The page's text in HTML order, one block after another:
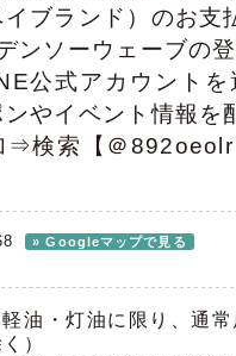
ブランド）のお支
ンソーウェーブの
公式アカウント
やイベント情報を
検索【＠892oeolr
» Googleマップで見る
油・灯油に限り、通
）